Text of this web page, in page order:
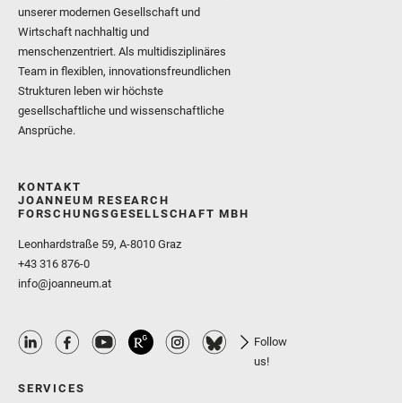
unserer modernen Gesellschaft und
Wirtschaft nachhaltig und
menschenzentriert. Als multidisziplinäres
Team in flexiblen, innovationsfreundlichen
Strukturen leben wir höchste
gesellschaftliche und wissenschaftliche
Ansprüche.
KONTAKT
JOANNEUM RESEARCH
FORSCHUNGSGESELLSCHAFT MBH
Leonhardstraße 59, A-8010 Graz
+43 316 876-0
info@joanneum.at
Follow
us!
SERVICES